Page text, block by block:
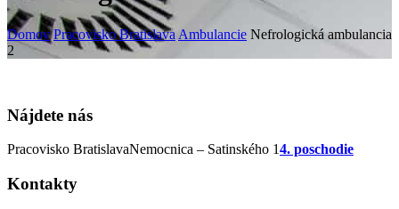
Domov Pracovisko Bratislava Ambulancie Nefrologická ambulancia
2
Nájdete nás
Pracovisko BratislavaNemocnica – Satinského 14. poschodie
Kontakty